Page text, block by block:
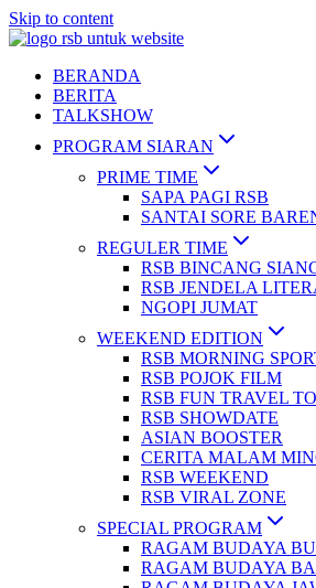
Skip to content
BERANDA
BERITA
TALKSHOW
PROGRAM SIARAN
PRIME TIME
SAPA PAGI RSB
SANTAI SORE
REGULER TIME
RSB BINCANG
RSB JENDELA
NGOPI JUMAT
WEEKEND EDITION
RSB MORNING
RSB POJOK FILM
RSB FUN TRAVEL
RSB SHOWDATE
ASIAN BOOSTER
CERITA MALAM
RSB WEEKEND
RSB VIRAL ZONE
SPECIAL PROGRAM
RAGAM BUDAYA
RAGAM BUDAYA